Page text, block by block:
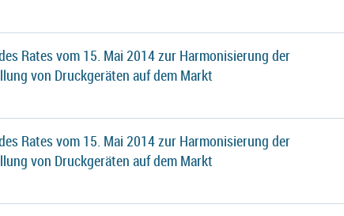
Rates vom 15. Mai 2014 zur Harmonisierung der
von Druckgeräten auf dem Markt
Rates vom 15. Mai 2014 zur Harmonisierung der
von Druckgeräten auf dem Markt